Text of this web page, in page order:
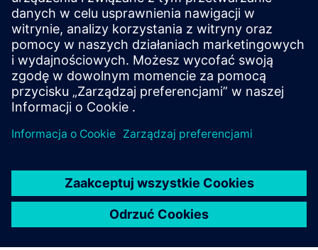
W przypadku zezwolenia na prowadzenie działalności
gospodarczej wymienionego w pkt 9 powyżej znajduje się
również inny lokal handlowy w naszym zakładzie.
Lokalizacja biurowca Mattersburg , Felixstraße 26, 7210
Mattersburg.